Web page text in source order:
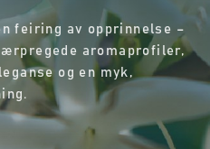
feiring av opprinnelse –
aromaprofiler,
og en myk,